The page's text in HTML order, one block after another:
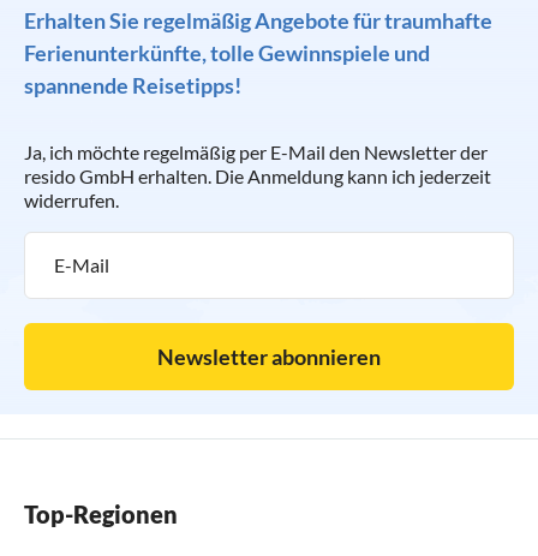
Erhalten Sie regelmäßig Angebote für traumhafte
Ferienunterkünfte, tolle Gewinnspiele und
spannende Reisetipps!
Ja, ich möchte regelmäßig per E-Mail den Newsletter der
resido GmbH erhalten. Die Anmeldung kann ich jederzeit
widerrufen.
Newsletter abonnieren
Top-Regionen